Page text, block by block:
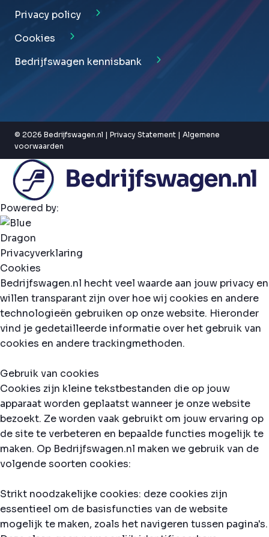
Privacy policy
Cookies
Bedrijfswagen kennisbank
© 2026 Bedrijfswagen.nl | Privacy Statement | Algemene
voorwaarden
Powered by:
Privacyverklaring
Cookies
Bedrijfswagen.nl hecht veel waarde aan jouw privacy en
willen transparant zijn over hoe wij cookies en andere
technologieën gebruiken op onze website. Hieronder
vind je gedetailleerde informatie over het gebruik van
cookies en andere trackingmethoden.
Gebruik van cookies
Cookies zijn kleine tekstbestanden die op jouw
apparaat worden geplaatst wanneer je onze website
bezoekt. Ze worden vaak gebruikt om jouw ervaring op
de site te verbeteren en bepaalde functies mogelijk te
maken. Op Bedrijfswagen.nl maken we gebruik van de
volgende soorten cookies:
Strikt noodzakelijke cookies: deze cookies zijn
essentieel om de basisfuncties van de website
mogelijk te maken, zoals het navigeren tussen pagina's.